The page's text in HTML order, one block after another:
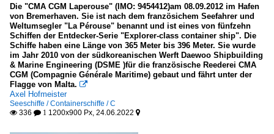
Die "CMA CGM Laperouse" (IMO: 9454412)am 08.09.2012 im Hafen
von Bremerhaven. Sie ist nach dem französichem Seefahrer und
Weltumsegler "La Pérouse" benannt und ist eines von fünfzehn
Schiffen der Entdecker-Serie "Explorer-class container ship". Die
Schiffe haben eine Länge von 365 Meter bis 396 Meter. Sie wurde
im Jahr 2010 von der südkoreanischen Werft Daewoo Shipbuilding
& Marine Engineering (DSME )für die französische Reederei CMA
CGM (Compagnie Générale Maritime) gebaut und fährt unter der
Flagge von Malta. 
Axel Hofmeister
Seeschiffe / Containerschiffe / C
 336  1 1200x900 Px, 24.06.2022 